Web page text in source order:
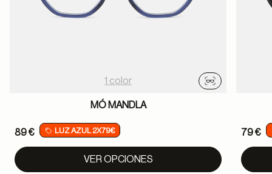
1 color
Probador
MÓ MANDLA
89 € LUZ AZUL 2X79€
VER OPCIONES
79 €